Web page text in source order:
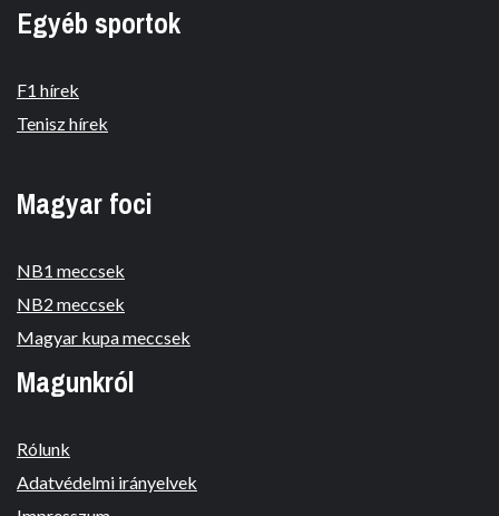
Egyéb sportok
F1 hírek
Tenisz hírek
Magyar foci
NB1 meccsek
NB2 meccsek
Magyar kupa meccsek
Magunkról
Rólunk
Adatvédelmi irányelvek